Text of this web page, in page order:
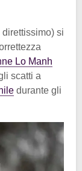
si
Lo Manh
scatti a
durante gli